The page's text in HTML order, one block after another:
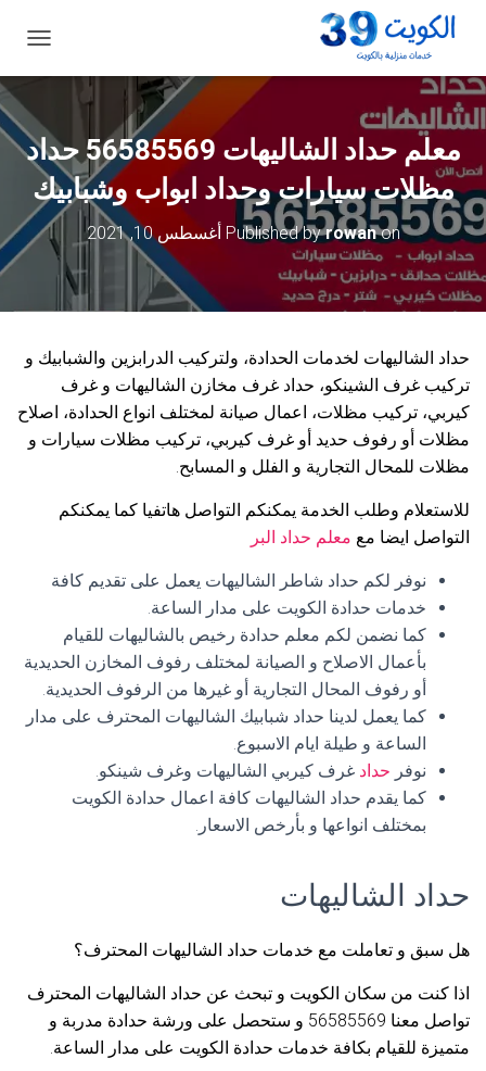
ب
ي
ل
ا
ت
ن
ق
معلم حداد الشاليهات 56585569 حداد
مظلات سيارات وحداد ابواب وشبابيك
Published byrowanon أغسطس 10, 2021
حداد الشاليهات لخدمات الحدادة، ولتركيب الدرابزين والشبابيك و
تركيب غرف الشينكو، حداد غرف مخازن الشاليهات و غرف
كيربي، تركيب مظلات، اعمال صيانة لمختلف انواع الحدادة، اصلاح
مظلات أو رفوف حديد أو غرف كيربي، تركيب مظلات سيارات و
مظلات للمحال التجارية و الفلل و المسابح.
للاستعلام وطلب الخدمة يمكنكم التواصل هاتفيا كما يمكنكم
التواصل ايضا مع معلم حداد البر
نوفر لكم حداد شاطر الشاليهات يعمل على تقديم كافة
خدمات حدادة الكويت على مدار الساعة.
كما نضمن لكم معلم حدادة رخيص بالشاليهات للقيام
بأعمال الاصلاح و الصيانة لمختلف رفوف المخازن الحديدية
أو رفوف المحال التجارية أو غيرها من الرفوف الحديدية.
كما يعمل لدينا حداد شبابيك الشاليهات المحترف على مدار
الساعة و طيلة ايام الاسبوع.
نوفر حداد غرف كيربي الشاليهات وغرف شينكو.
كما يقدم حداد الشاليهات كافة اعمال حدادة الكويت
بمختلف انواعها و بأرخص الاسعار.
حداد الشاليهات
هل سبق و تعاملت مع خدمات حداد الشاليهات المحترف؟
اذا كنت من سكان الكويت و تبحث عن حداد الشاليهات المحترف
تواصل معنا 56585569 و ستحصل على ورشة حدادة مدربة و
متميزة للقيام بكافة خدمات حدادة الكويت على مدار الساعة.